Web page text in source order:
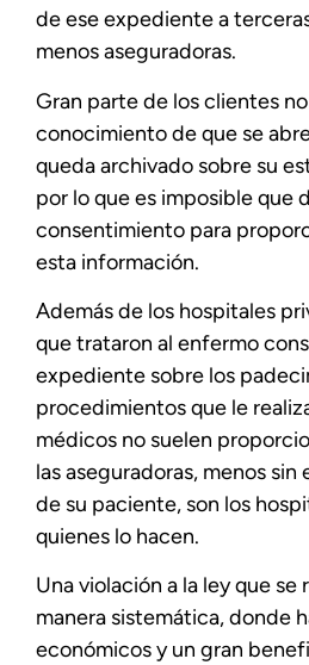
de ese expediente a
menos aseguradoras.
Gran parte de los clientes
conocimiento de que se
queda archivado sobre su
por lo que es imposible que
consentimiento para
esta información.
Además de los hospitales
que trataron al enfermo
expediente sobre los
procedimientos que le
médicos no suelen
las aseguradoras, menos
de su paciente, son los
quienes lo hacen.
Una violación a la ley que se
manera sistemática, donde
económicos y un gran